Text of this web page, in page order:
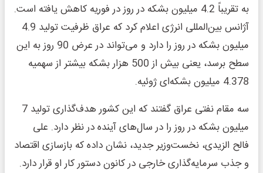
به تقریباً 4.2 میلیون بشکه در روز در فوریه کاهش یافته است.
آژانس بین‌المللی انرژی اعلام کرد که عراق ظرفیت تولید 4.9
میلیون بشکه در روز را دارد و می‌تواند در عرض 90 روز به این
سطح برسد، یعنی بیش از 500 هزار بشکه بیشتر از سهمیه
4.378 میلیون بشکه‌ای ژوئیه.
سه مقام نفتی عراق گفتند که این کشور هدف‌گذاری تولید 7
میلیون بشکه در روز را در سال‌های آینده در نظر دارد. علی
فالح الزیدی، نخست‌وزیر جدید، نشان داده که بازسازی اقتصاد
و جذب سرمایه‌گذاری خارجی در کانون دستور کار او قرار دارد.